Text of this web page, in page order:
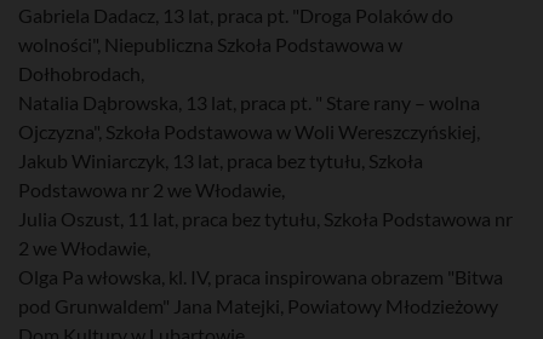
Gabriela Dadacz, 13 lat, praca pt. "Droga Polaków do
wolności", Niepubliczna Szkoła Podstawowa w
Dołhobrodach,
Natalia Dąbrowska, 13 lat, praca pt. " Stare rany – wolna
Ojczyzna", Szkoła Podstawowa w Woli Wereszczyńskiej,
Jakub Winiarczyk, 13 lat, praca bez tytułu, Szkoła
Podstawowa nr 2 we Włodawie,
Julia Oszust, 11 lat, praca bez tytułu, Szkoła Podstawowa nr
2 we Włodawie,
Olga Pa włowska, kl. IV, praca inspirowana obrazem "Bitwa
pod Grunwaldem" Jana Matejki, Powiatowy Młodzieżowy